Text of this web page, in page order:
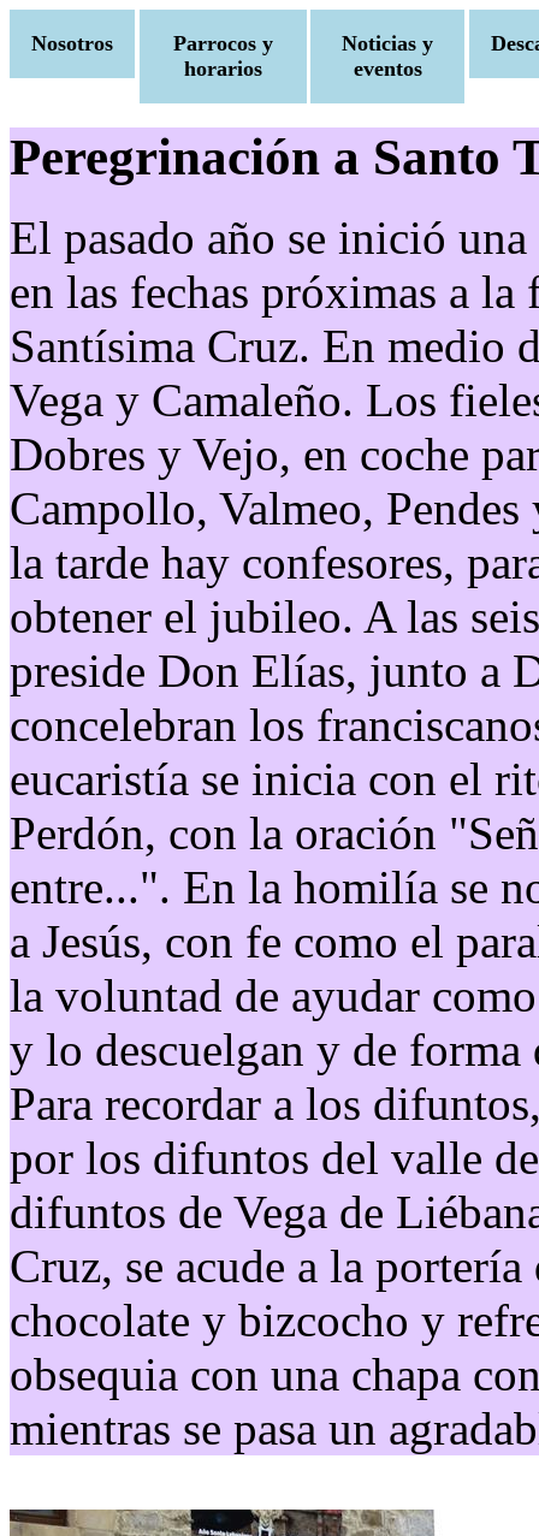
Nosotros
Parrocos y
horarios
Noticias y
eventos
Peregrinación a Santo
El pasado año se inició
en las fechas próximas a
Santísima Cruz. En medio
Vega y Camaleño. Los
Dobres y Vejo, en coche
Campollo, Valmeo,
la tarde hay confesores,
obtener el jubileo. A las
preside Don Elías, junto a
concelebran los
eucaristía se inicia con el
Perdón, con la oración
entre...". En la homilía se
a Jesús, con fe como el
la voluntad de ayudar
y lo descuelgan y de forma
Para recordar a los
por los difuntos del valle
difuntos de Vega de
Cruz, se acude a la
chocolate y bizcocho y
obsequia con una chapa
mientras se pasa un